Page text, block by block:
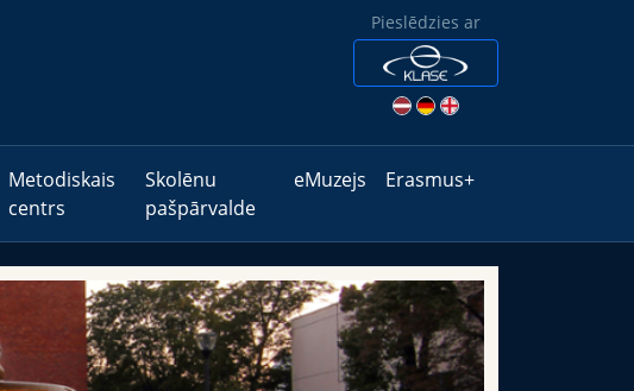
Pieslēdzies ar
Metodiskais
centrs
Skolēnu
pašpārvalde
eMuzejs Erasmus+